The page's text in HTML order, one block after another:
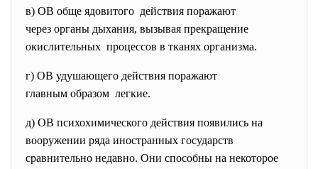
в) ОВ обще ядовитого действия поражают
через органы дыхания, вызывая прекращение
окислительных процессов в тканях организма.
г) ОВ удушающего действия поражают
главным образом легкие.
д) ОВ психохимического действия появились на
вооружении ряда иностранных государств
сравнительно недавно. Они способны на некоторое